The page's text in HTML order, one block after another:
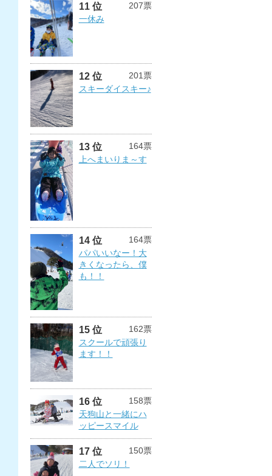
11 位
207票
一休み
12 位
201票
スキーダイスキー♪
13 位
164票
上へまいりま～す
14 位
164票
パパいいなー！大
きくなったら、僕
も！！
15 位
162票
スクールで頑張り
ます！！
16 位
158票
天狗山と一緒にハ
ッピースマイル
17 位
150票
二人でソリ！